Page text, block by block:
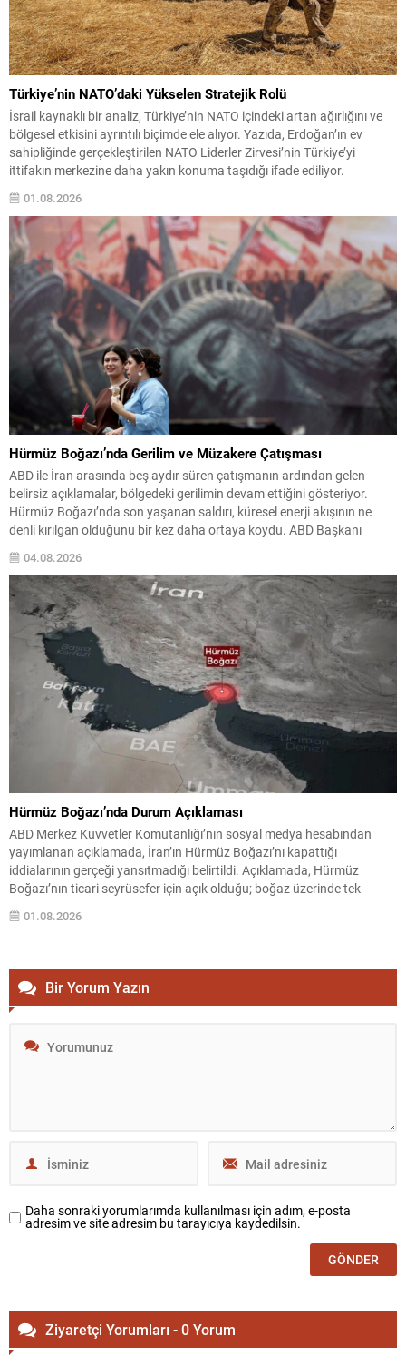
Türkiye’nin NATO’daki Yükselen Stratejik Rolü
İsrail kaynaklı bir analiz, Türkiye’nin NATO içindeki artan ağırlığını ve
bölgesel etkisini ayrıntılı biçimde ele alıyor. Yazıda, Erdoğan’ın ev
sahipliğinde gerçekleştirilen NATO Liderler Zirvesi’nin Türkiye’yi
ittifakın merkezine daha yakın konuma taşıdığı ifade ediliyor.
ittifak içinde giderek vazgeçilmez hale geldiği vurgulanıyor. Bu...
01.08.2026
Hürmüz Boğazı’nda Gerilim ve Müzakere Çatışması
ABD ile İran arasında beş aydır süren çatışmanın ardından gelen
belirsiz açıklamalar, bölgedeki gerilimin devam ettiğini gösteriyor.
Hürmüz Boğazı’nda son yaşanan saldırı, küresel enerji akışının ne
denli kırılgan olduğunu bir kez daha ortaya koydu. ABD Başkanı
Tahran için “son şans” niteliğinde...
04.08.2026
Hürmüz Boğazı’nda Durum Açıklaması
ABD Merkez Kuvvetler Komutanlığı’nın sosyal medya hesabından
yayımlanan açıklamada, İran’ın Hürmüz Boğazı’nı kapattığı
iddialarının gerçeği yansıtmadığı belirtildi. Açıklamada, Hürmüz
Boğazı’nın ticari seyrüsefer için açık olduğu; boğaz üzerinde tek
başına kontrol sahibi olunmadığı vurgulandı. Geçişler ve Durum
Açıklamada son dört aylık dönemde binlerce geminin uluslararası su
01.08.2026
Bir Yorum Yazın
Daha sonraki yorumlarımda kullanılması için adım, e-posta
adresim ve site adresim bu tarayıcıya kaydedilsin.
Ziyaretçi Yorumları - 0 Yorum